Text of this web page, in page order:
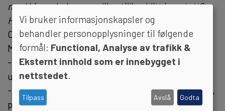
med kjønnsbalanse og likestilling blitt ivaretatt?
Hvilke muligheter ser vi?
Ordstyrer:
Marianne Synnes, viserektor, NTNU i Ålesund
- Anne Husebekk, rektor, UiT Norges arktiske
universitet
- Jorunn Margrethe Ulvestad, førsteamanuensis,
prosjektleder
Vi bruker informasjonskapsler og
behandler personopplysninger til følgende
formål: Functional, Analyse av trafikk &
Eksternt innhold som er innebygget i
nettstedet
Tilpass Avslå Godta